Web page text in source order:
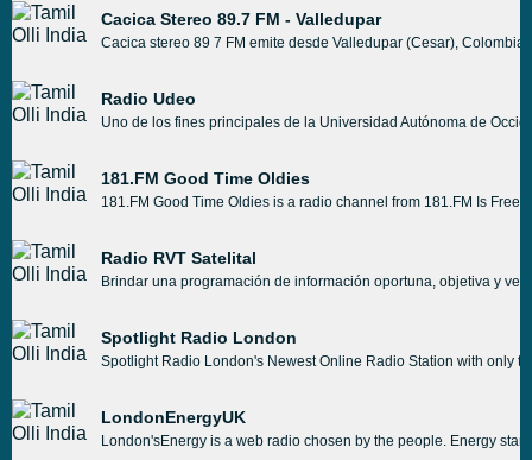
Cacica Stereo 89.7 FM - Valledupar
Cacica stereo 89 7 FM emite desde Valledupar (Cesar),
Radio Udeo
Uno de los fines principales de la Universidad Autónoma de
181.FM Good Time Oldies
181.FM Good Time Oldies is a radio channel from 181.FM Is
Radio RVT Satelital
Brindar una programación de información oportuna, objetiva y
Spotlight Radio London
Spotlight Radio London's Newest Online Radio Station with only
LondonEnergyUK
London'sEnergy is a web radio chosen by the people. Energy